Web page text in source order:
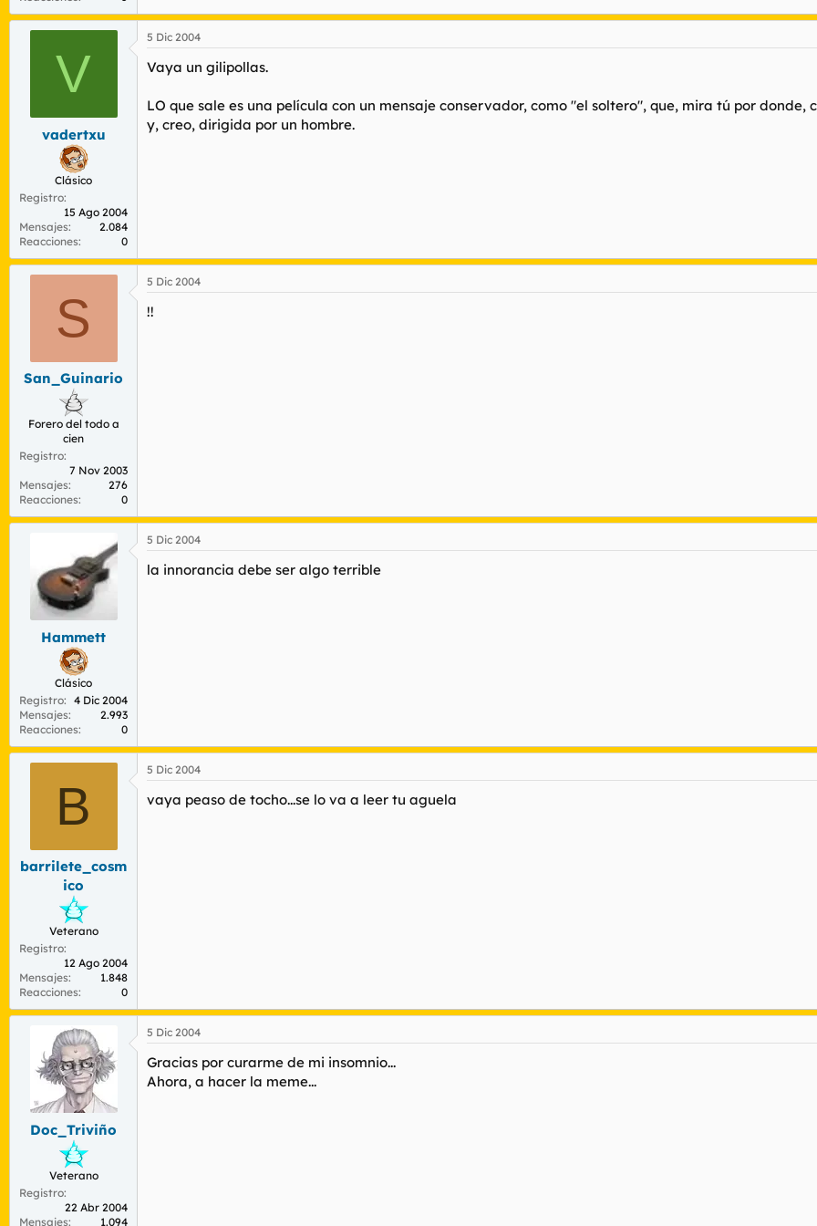
V
vadertxu
Clásico
Registro
15 Ago 2004
Mensajes
2.084
Reacciones
0
5 Dic 2004
Vaya un gilipollas.
LO que sale es una película con un mensaje conservador, como "el soltero", que, mira tú por
y, creo, dirigida por un hombre.
S
San_Guinario
Forero del todo a
cien
Registro
7 Nov 2003
Mensajes
276
Reacciones
0
5 Dic 2004
!!
Hammett
Clásico
Registro
4 Dic 2004
Mensajes
2.993
Reacciones
0
5 Dic 2004
la innorancia debe ser algo terrible
B
barrilete_cosm
ico
Veterano
Registro
12 Ago 2004
Mensajes
1.848
Reacciones
0
5 Dic 2004
vaya peaso de tocho...se lo va a leer tu aguela
Doc_Triviño
Veterano
Registro
22 Abr 2004
Mensajes
1.094
5 Dic 2004
Gracias por curarme de mi insomnio...
Ahora, a hacer la meme...